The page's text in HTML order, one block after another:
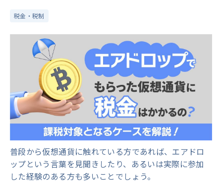
税金・税制
普段から仮想通貨に触れている方であれば、エアドロ
ップという言葉を見聞きしたり、あるいは実際に参加
した経験のある方も多いことでしょう。